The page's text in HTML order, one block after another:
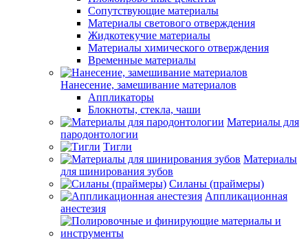
Сопутствующие материалы
Материалы светового отверждения
Жидкотекучие материалы
Материалы химического отверждения
Временные материалы
Нанесение, замешивание материалов
Аппликаторы
Блокноты, стекла, чаши
Материалы для
пародонтологии
Тигли
Материалы
для шинирования зубов
Силаны (праймеры)
Аппликационная
анестезия